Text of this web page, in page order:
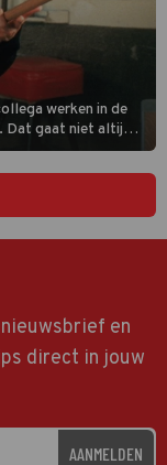
werken in de
Dat gaat niet altijd
en
direct in jouw
AANMELDEN